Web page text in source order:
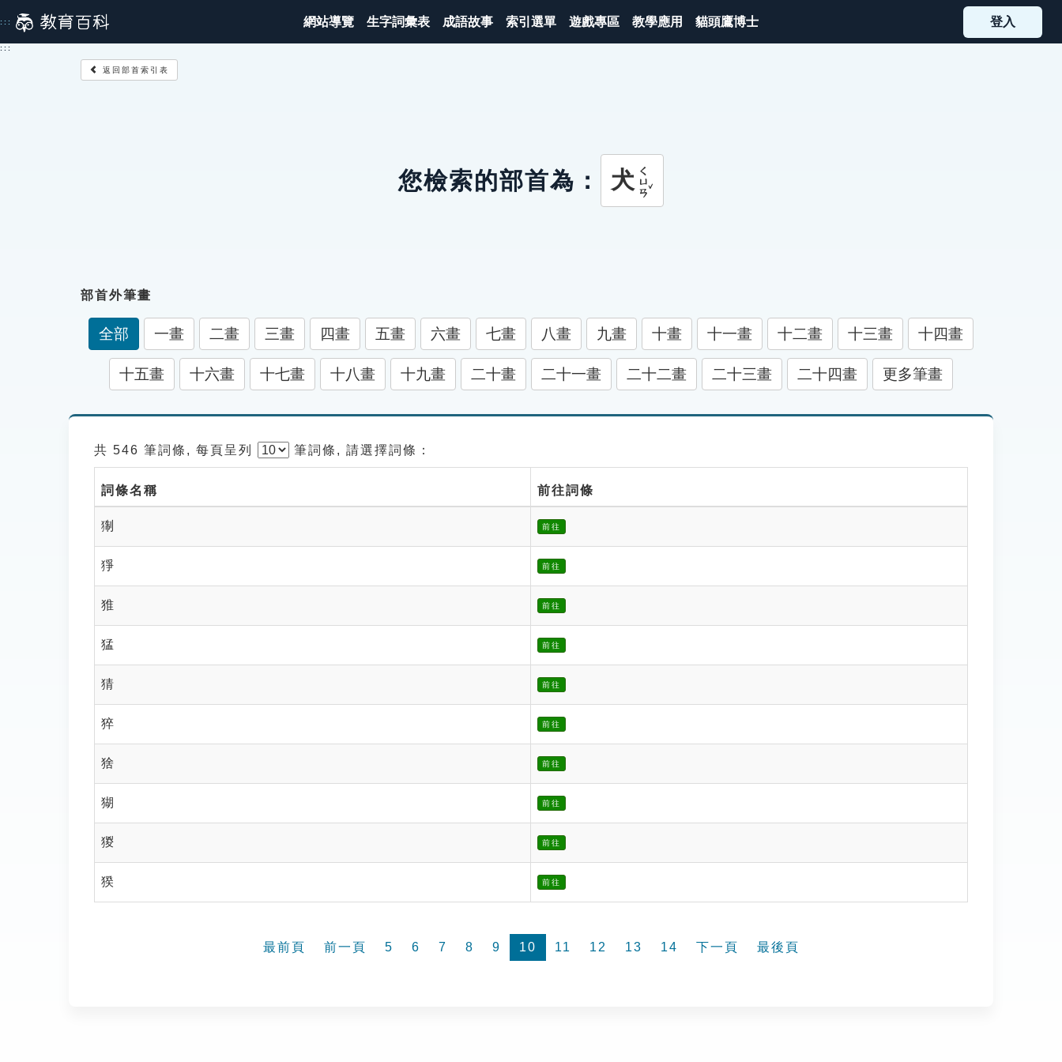
到
主
::: 網站導覽 生字詞彙表 成語故事 索引選單 遊戲專區 教學應用 貓頭鷹博士 登入
:::
返回部首索引表
您檢索的部首為： 犬 ㄑㄩㄢˇ
部首外筆畫
全部 一畫 二畫 三畫 四畫 五畫 六畫 七畫 八畫 九畫 十畫 十一畫 十二畫 十三畫 十四畫
十五畫 十六畫 十七畫 十八畫 十九畫 二十畫 二十一畫 二十二畫 二十三畫 二十四畫 更多筆畫
共 546 筆詞條, 每頁呈列 筆詞條, 請選擇詞條：
詞條名稱 前往詞條
猘 前往
猙 前往
猚 前往
猛 前往
猜 前往
猝 前往
猞 前往
猢 前往
猣 前往
猤 前往
最前頁 前一頁 5 6 7 8 9 10 11 12 13 14 下一頁 最後頁